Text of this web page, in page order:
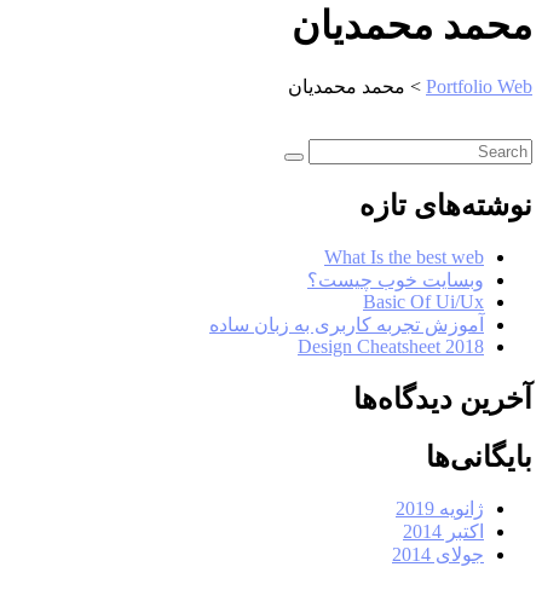
محمد محمدیان
Portfolio Web
> محمد محمدیان
نوشته‌های تازه
What Is the best web
وبسایت خوب چیست؟
Basic Of Ui/Ux
آموزش تجربه کاربری به زبان ساده
Design Cheatsheet 2018
آخرین دیدگاه‌ها
بایگانی‌ها
ژانویه 2019
اکتبر 2014
جولای 2014